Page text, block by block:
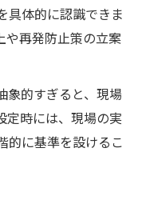
具体的に認識できま
や再発防止策の立案
象的すぎると、現場
定時には、現場の実
的に基準を設けるこ